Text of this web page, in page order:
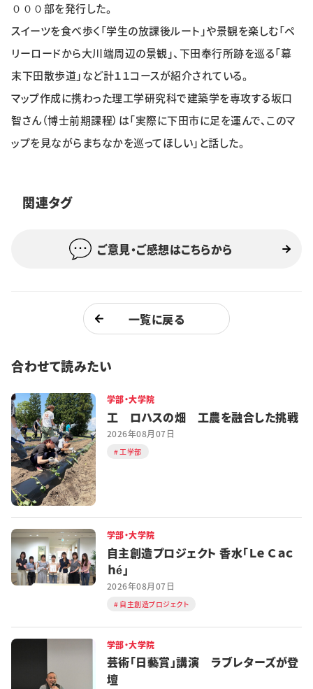
０００部を発行した。
スイーツを食べ歩く「学生の放課後ルート」や景観を楽しむ「ペ
リーロードから大川端周辺の景観」、下田奉行所跡を巡る「幕
末下田散歩道」など計１１コースが紹介されている。
マップ作成に携わった理工学研究科で建築学を専攻する坂口
智さん（博士前期課程）は「実際に下田市に足を運んで、このマ
ップを見ながらまちなかを巡ってほしい」と話した。
関連タグ
ご意見・ご感想はこちらから
一覧に戻る
合わせて読みたい
学部・大学院
工 ロハスの畑 工農を融合した挑戦
2026年08月07日
工学部
学部・大学院
自主創造プロジェクト 香水「Ｌｅ Ｃａｃ
ｈé」
2026年08月07日
自主創造プロジェクト
学部・大学院
芸術「日藝賞」講演 ラブレターズが登
壇